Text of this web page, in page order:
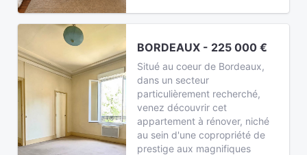
BORDEAUX - 225 000 €
Situé au coeur de Bordeaux,
dans un secteur
particulièrement recherché,
venez découvrir cet
appartement à rénover, niché
au sein d'une copropriété de
prestige aux magnifiques